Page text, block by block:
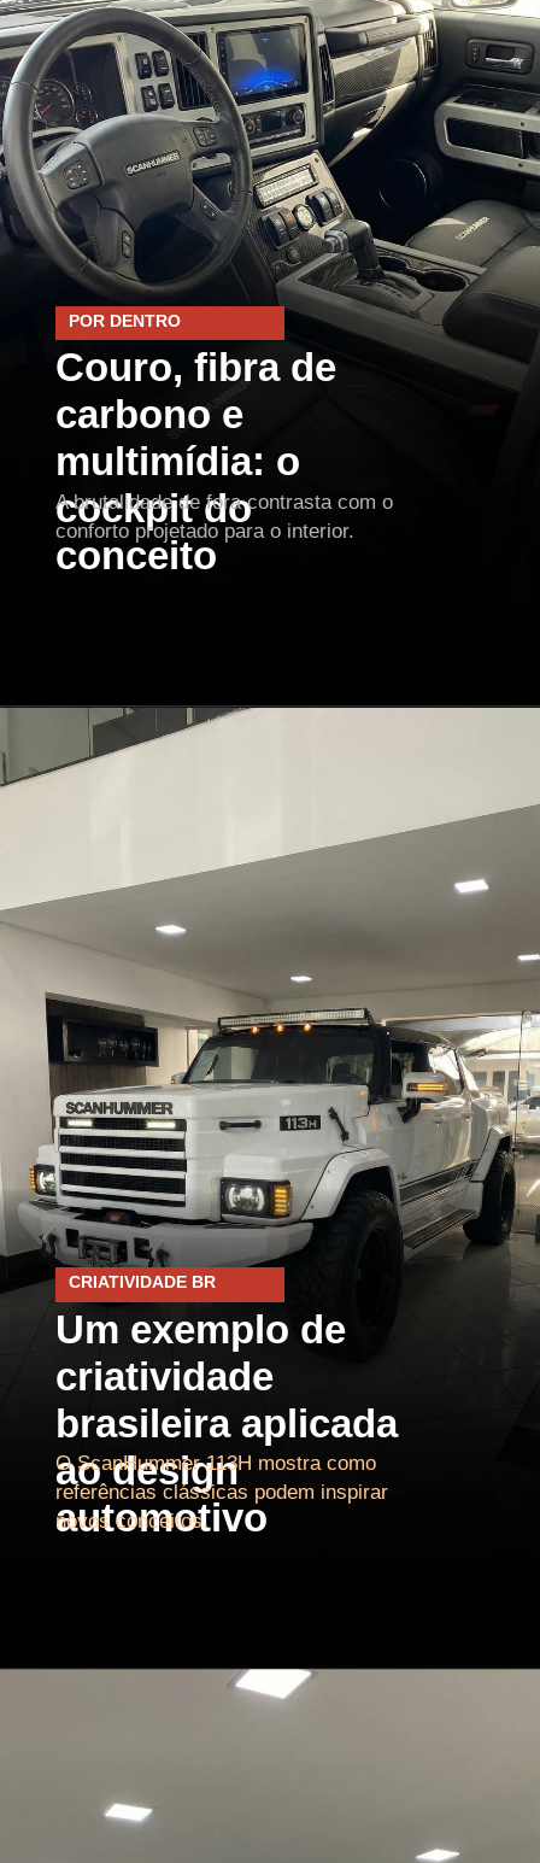
POR DENTRO
Couro, fibra de
carbono e
multimídia: o
cockpit do
conceito
A brutalidade de fora contrasta com o
conforto projetado para o interior.
CRIATIVIDADE BR
Um exemplo de
criatividade
brasileira aplicada
ao design
automotivo
O ScanHummer 113H mostra como
referências clássicas podem inspirar
novos conceitos.